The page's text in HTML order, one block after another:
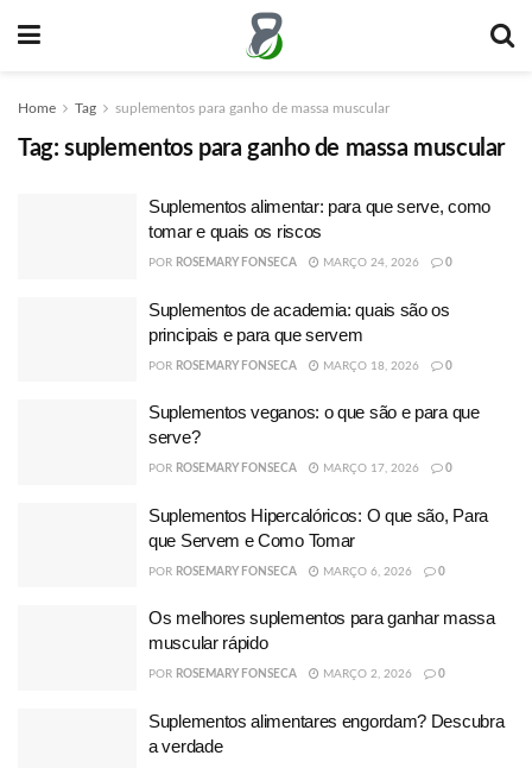
Home Tag suplementos para ganho de massa muscular
Tag: suplementos para ganho de massa muscular
Suplementos alimentar: para que serve, como
tomar e quais os riscos
POR ROSEMARY FONSECA MARÇO 24, 2026 0
Suplementos de academia: quais são os
principais e para que servem
POR ROSEMARY FONSECA MARÇO 18, 2026 0
Suplementos veganos: o que são e para que
serve?
POR ROSEMARY FONSECA MARÇO 17, 2026 0
Suplementos Hipercalóricos: O que são, Para
que Servem e Como Tomar
POR ROSEMARY FONSECA MARÇO 6, 2026 0
Os melhores suplementos para ganhar massa
muscular rápido
POR ROSEMARY FONSECA MARÇO 2, 2026 0
Suplementos alimentares engordam? Descubra
a verdade